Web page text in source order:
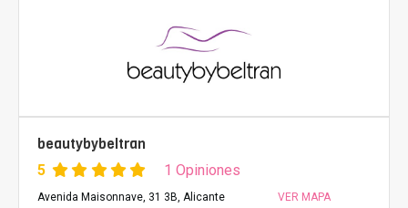
beautybybeltran
5 1 Opiniones
Avenida Maisonnave, 31 3B, Alicante VER MAPA